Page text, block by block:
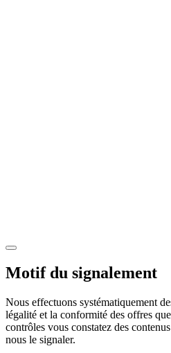
Motif du signalement
Nous effectuons systématiquement
légalité et la conformité des offres
contrôles vous constatez des
nous le signaler.